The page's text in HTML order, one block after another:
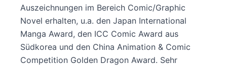
Auszeichnungen im Bereich Comic/Graphic
Novel erhalten, u.a. den Japan International
Manga Award, den ICC Comic Award aus
Südkorea und den China Animation & Comic
Competition Golden Dragon Award. Sehr